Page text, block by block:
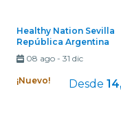
Healthy Nation Sevilla
República Argentina
08 ago- 31 dic
¡Nuevo! Desde